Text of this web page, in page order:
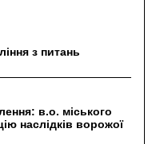
з питань
в.о. міського
наслідків ворожої